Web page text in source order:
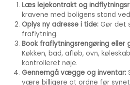
Læs lejekontrakt og
kravene med boligens stand
Oplys ny adresse i tide: Gør det
fraflytning.
Book fraflytningsrengøring eller
Køkken, bad, afløb, ovn,
kontrolleret nøje.
Gennemgå vægge og inventar:
være billigere at ordne før